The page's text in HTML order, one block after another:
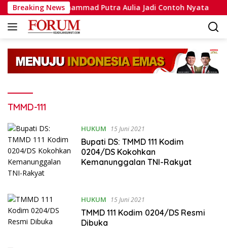
Langsung
ke
konten
Breaking News
Bripda Muhammad Putra Aulia Jadi Contoh Nyata
TMMD-111
HUKUM 15 Juni 2021
Bupati DS: TMMD 111 Kodim
0204/DS Kokohkan
Kemanunggalan TNI-Rakyat
HUKUM 15 Juni 2021
TMMD 111 Kodim 0204/DS Resmi
Dibuka